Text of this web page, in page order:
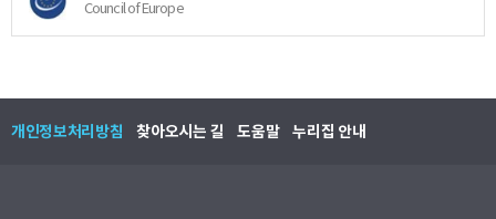
Council of Europe
개인정보처리방침 찾아오시는 길 도움말 누리집 안내